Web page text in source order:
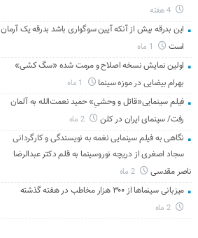
4 هفته
این بدرقه بیش از آنکه آیین سوگواری باشد بدرقه یک آرمان
است
اولین نمایش نسخه اصلاح و مرمت شده «سگ کشی»
بهرام بیضایی در موزه سینما
فیلم سینمایی«قاتل و وحشیِ» حمید نعمت‌الله به آلمان
رفت/ سینمای ایران در کلن
2 ماه
نگاهی به فیلم سینمایی نغمه به نویسندگی و کارگردانی
سجاد اصغری از دریچه نوروسینما به قلم دکتر عبدالرضا
ناصر مقدسی
2 ماه
میزبانی سینماها از ۳۰۰ هزار مخاطب در هفته گذشته
2 ماه